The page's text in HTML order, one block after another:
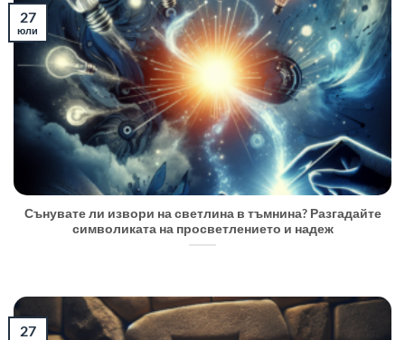
Сънувате ли извори на светлина в тъмнина? Разгадайте
символиката на просветлението и надеж
27
юли
27